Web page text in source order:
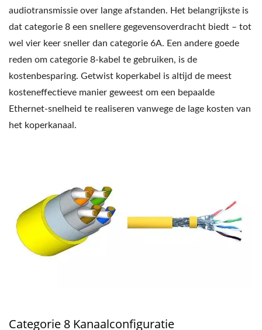
audiotransmissie over lange afstanden. Het belangrijkste is
dat categorie 8 een snellere gegevensoverdracht biedt – tot
wel vier keer sneller dan categorie 6A. Een andere goede
reden om categorie 8-kabel te gebruiken, is de
kostenbesparing. Getwist koperkabel is altijd de meest
kosteneffectieve manier geweest om een ​​bepaalde
Ethernet-snelheid te realiseren vanwege de lage kosten van
het koperkanaal.
Categorie 8 Kanaalconfiguratie